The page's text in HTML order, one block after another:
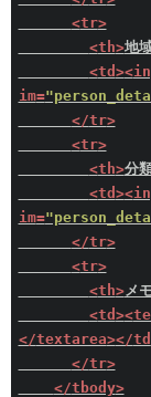
<tr>
<th>地
<td ><
im=
</tr>
<tr>
<th>分
<td ><
im=
</tr>
<tr>
<th>メ
<td ><
</textarea></td
</tr>
</tbody>